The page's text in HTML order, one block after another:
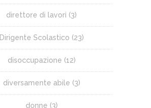
direttore di lavori (3)
Dirigente Scolastico (23)
disoccupazione (12)
diversamente abile (3)
donne (3)